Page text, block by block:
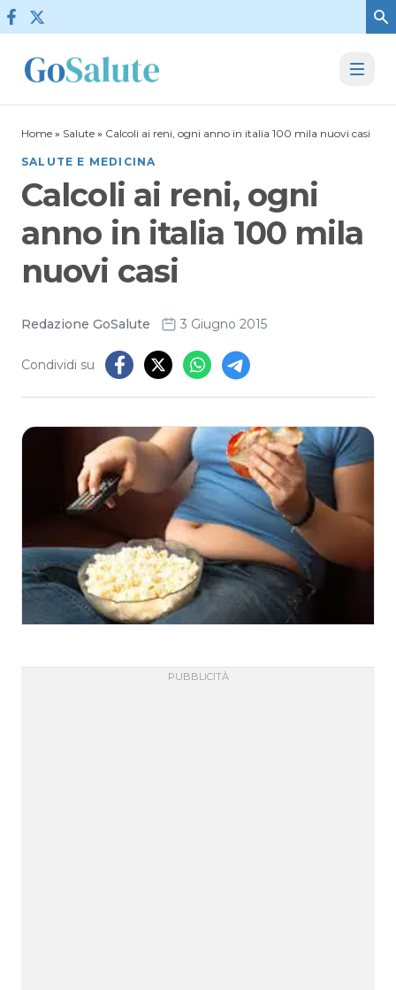
Vai al contenuto
Home » Salute » Calcoli ai reni, ogni anno in italia 100 mila nuovi casi
SALUTE E MEDICINA
Calcoli ai reni, ogni
anno in italia 100 mila
nuovi casi
Redazione GoSalute 3 Giugno 2015
Condividi su